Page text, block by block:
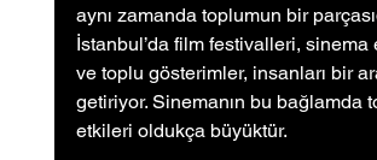
aynı zamanda toplumun bir
İstanbul’da film festivalleri, sinema
ve toplu gösterimler, insanları bir
getiriyor. Sinemanın bu bağlamda
etkileri oldukça büyüktür.